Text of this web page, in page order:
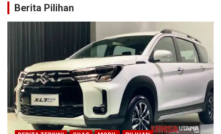
Berita Pilihan